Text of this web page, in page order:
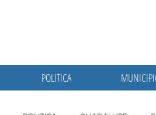
POLITICA